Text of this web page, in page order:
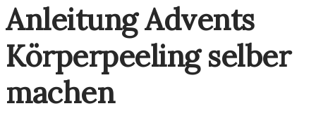
Anleitung Advents
Körperpeeling selber
machen